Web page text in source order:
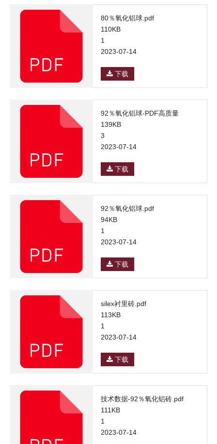
80％氧化铝球.pdf
110KB
1
2023-07-14
下载
92％氧化铝球-PDF高质量
139KB
3
2023-07-14
下载
92％氧化铝球.pdf
94KB
1
2023-07-14
下载
silex衬里砖.pdf
113KB
1
2023-07-14
下载
技术数据-92％氧化铝砖.pdf
111KB
1
2023-07-14